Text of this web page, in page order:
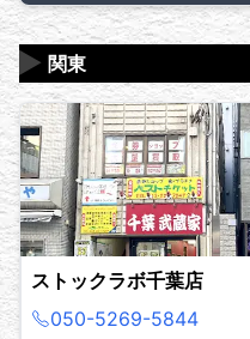
関東
▶
ストックラボ千葉店
050-5269-5844